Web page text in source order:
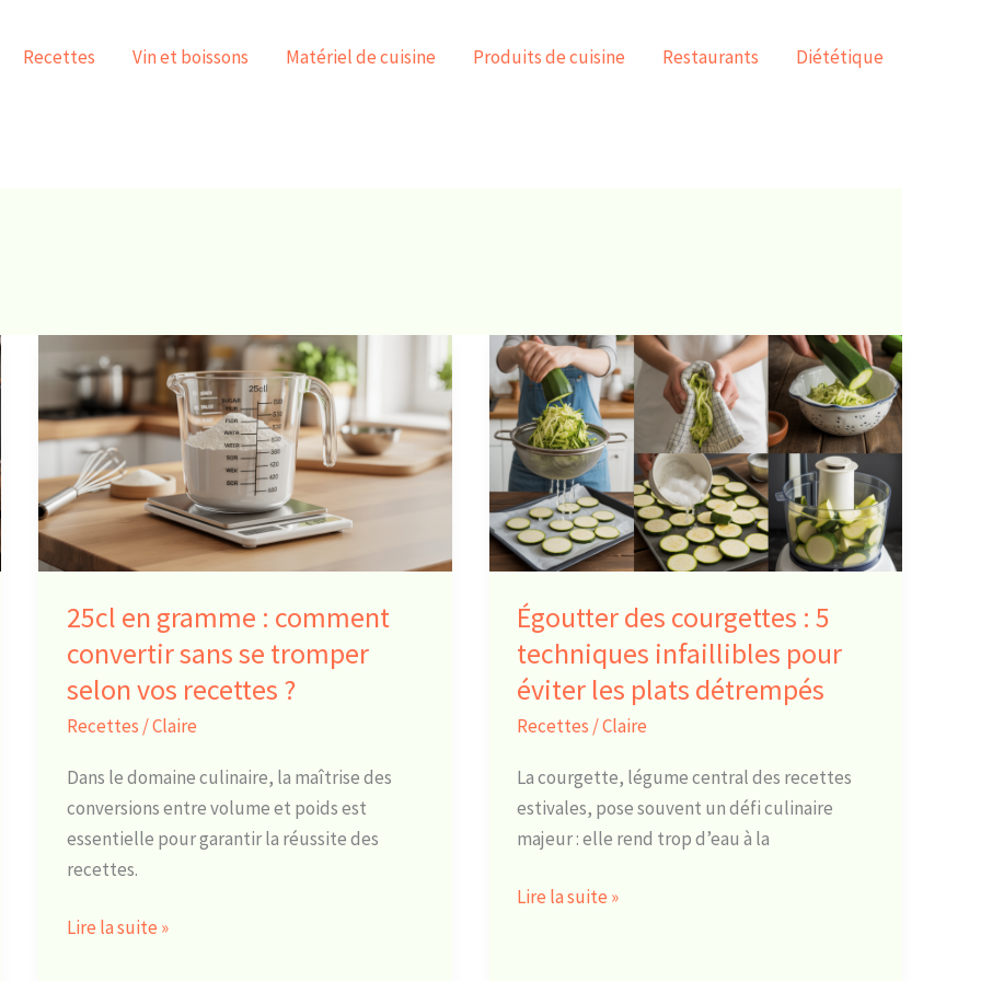
Recettes Vin et boissons Matériel de cuisine Produits de cuisine Restaurants Diététique
25cl en gramme : comment
convertir sans se tromper
selon vos recettes ?
Recettes /Claire
Dans le domaine culinaire, la maîtrise des
conversions entre volume et poids est
essentielle pour garantir la réussite des
recettes.
en
gramme
:
comment
convertir
sans
selon
vos
recettes
?
Lire la suite »
Égoutter des courgettes : 5
techniques infaillibles pour
éviter les plats détrempés
Recettes /Claire
La courgette, légume central des recettes
estivales, pose souvent un défi culinaire
majeur : elle rend trop d’eau à la
Égoutter
des
courgettes
:
5
techniques
infaillibles
pour
les
plats
détrempés
Lire la suite »